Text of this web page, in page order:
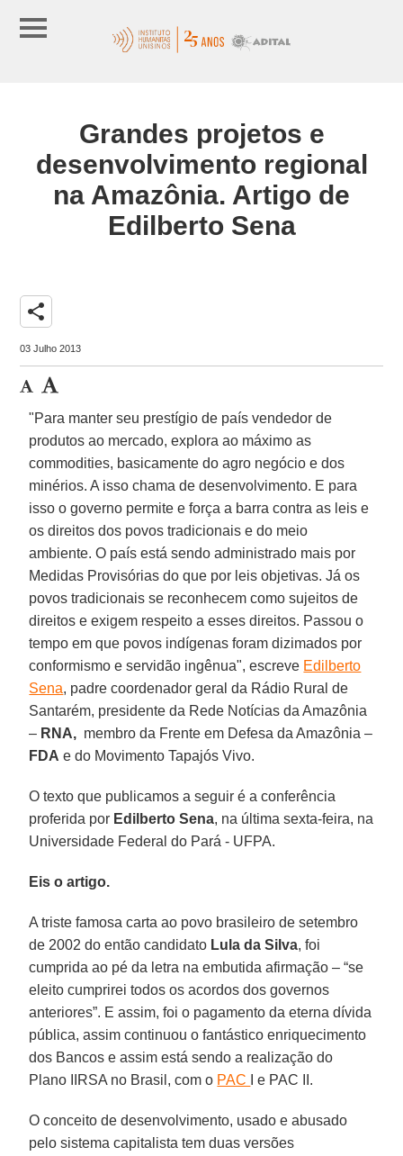
Grandes projetos e
desenvolvimento regional
na Amazônia. Artigo de
Edilberto Sena
share
03 Julho 2013
"Para manter seu prestígio de país vendedor de
produtos ao mercado, explora ao máximo as
commodities, basicamente do agro negócio e dos
minérios. A isso chama de desenvolvimento. E para
isso o governo permite e força a barra contra as leis e
os direitos dos povos tradicionais e do meio
ambiente. O país está sendo administrado mais por
Medidas Provisórias do que por leis objetivas. Já os
povos tradicionais se reconhecem como sujeitos de
direitos e exigem respeito a esses direitos. Passou o
tempo em que povos indígenas foram dizimados por
conformismo e servidão ingênua", escreve Edilberto
Sena, padre coordenador geral da Rádio Rural de
Santarém, presidente da Rede Notícias da Amazônia
– RNA, membro da Frente em Defesa da Amazônia –
FDA e do Movimento Tapajós Vivo.
O texto que publicamos a seguir é a conferência
proferida por Edilberto Sena, na última sexta-feira, na
Universidade Federal do Pará - UFPA.
Eis o artigo.
A triste famosa carta ao povo brasileiro de setembro
de 2002 do então candidato Lula da Silva, foi
cumprida ao pé da letra na embutida afirmação – “se
eleito cumprirei todos os acordos dos governos
anteriores”. E assim, foi o pagamento da eterna dívida
pública, assim continuou o fantástico enriquecimento
dos Bancos e assim está sendo a realização do
Plano IIRSA no Brasil, com o PAC I e PAC II.
O conceito de desenvolvimento, usado e abusado
pelo sistema capitalista tem duas versões